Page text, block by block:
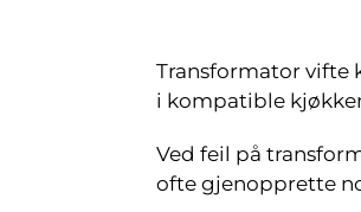
Transformator vifte
i kompatible
Ved feil på
ofte gjenopprette